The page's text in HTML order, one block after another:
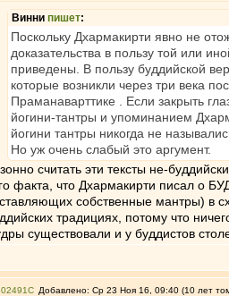
Винни пишет:
Поскольку Дхармакирти явно не
доказательства в пользу той или
приведены. В пользу буддийской
которые возникли через три века
Праманаварттике . Если закрыть
йогини-тантры и упоминанием
йогини тантры никогда не
Но уж очень слабый это аргумент.
считать эти тексты не-
факта, что Дхармакирти писал о
собственные мантры) в
традициях, потому что
существовали и у буддистов
Добавлено: Ср 23 Ноя 16, 09:40 (10 лет